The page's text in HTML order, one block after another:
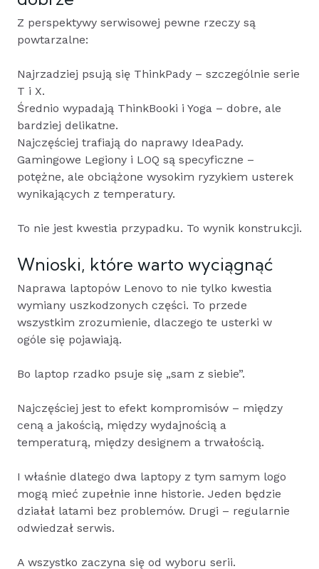
Z perspektywy serwisowej pewne rzeczy są
powtarzalne:
Najrzadziej psują się ThinkPady – szczególnie serie
T i X.
Średnio wypadają ThinkBooki i Yoga – dobre, ale
bardziej delikatne.
Najczęściej trafiają do naprawy IdeaPady.
Gamingowe Legiony i LOQ są specyficzne –
potężne, ale obciążone wysokim ryzykiem usterek
wynikających z temperatury.
To nie jest kwestia przypadku. To wynik konstrukcji.
Wnioski, które warto wyciągnąć
Naprawa laptopów Lenovo to nie tylko kwestia
wymiany uszkodzonych części. To przede
wszystkim zrozumienie, dlaczego te usterki w
ogóle się pojawiają.
Bo laptop rzadko psuje się „sam z siebie”.
Najczęściej jest to efekt kompromisów – między
ceną a jakością, między wydajnością a
temperaturą, między designem a trwałością.
I właśnie dlatego dwa laptopy z tym samym logo
mogą mieć zupełnie inne historie. Jeden będzie
działał latami bez problemów. Drugi – regularnie
odwiedzał serwis.
A wszystko zaczyna się od wyboru serii.